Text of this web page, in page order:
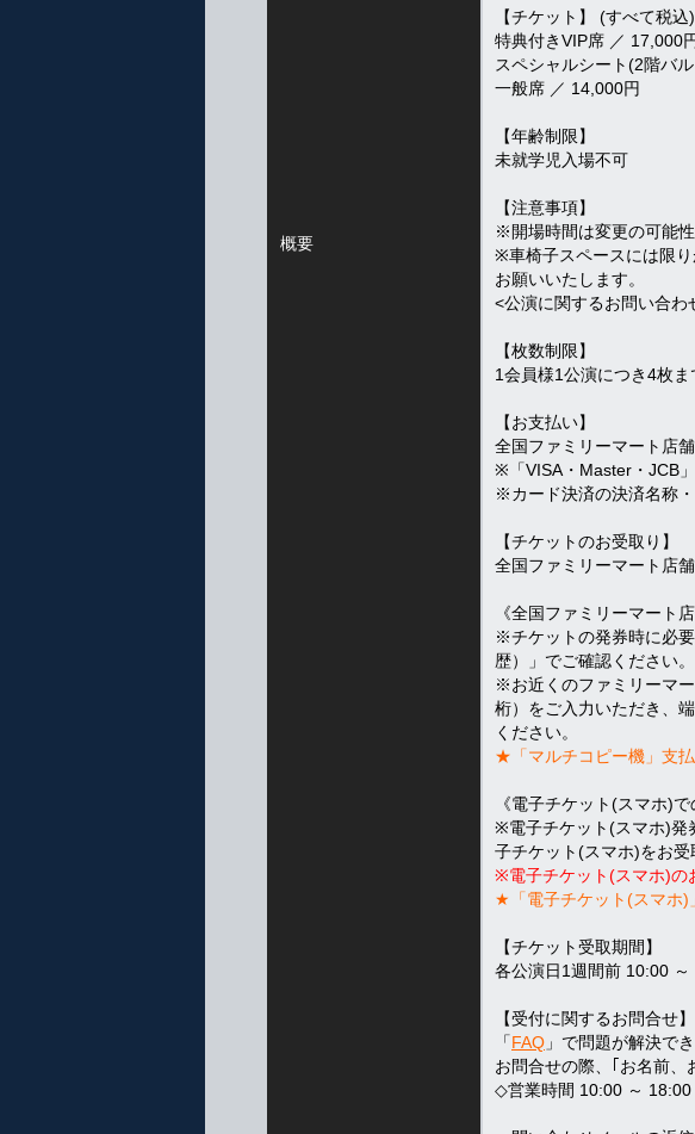
概要
【チケット】 (すべて税込)
特典付きVIP席 ／ 17,000
スペシャルシート(2階バ
一般席 ／ 14,000円
【年齢制限】
未就学児入場不可
【注意事項】
※開場時間は変更の可能性
※車椅子スペースには限
お願いいたします。
<公演に関するお問い合わ
【枚数制限】
1会員様1公演につき4枚
【お支払い】
全国ファミリーマート店
※「VISA・Master・JCB
※カード決済の決済名称
【チケットのお受取り】
全国ファミリーマート店
《全国ファミリーマート
※チケットの発券時に必
歴）」でご確認ください。
※お近くのファミリーマ
桁）をご入力いただき、
ください。
★「マルチコピー機」支
《電子チケット(スマホ)
※電子チケット(スマホ)発
子チケット(スマホ)をお受
※電子チケット(スマホ)の
★「電子チケット(スマホ)
【チケット受取期間】
各公演日1週間前 10:00 ～
【受付に関するお問合せ】
「FAQ 」で問題が解決で
お問合せの際、｢お名前、
◇営業時間 10:00 ～ 18:00